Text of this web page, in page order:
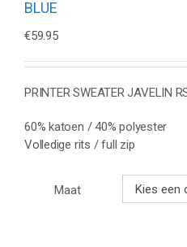
BLUE
€59.95
PRINTER SWEATER JAVELIN
60% katoen / 40% polyester
Volledige rits / full zip
Maat